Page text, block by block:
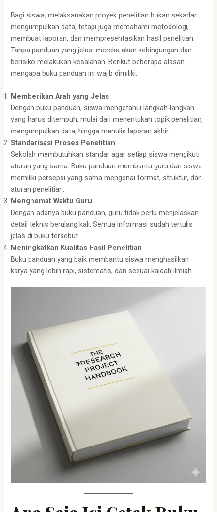
Bagi siswa, melaksanakan proyek penelitian bukan sekadar
mengumpulkan data, tetapi juga memahami metodologi,
membuat laporan, dan mempresentasikan hasil penelitian.
Tanpa panduan yang jelas, mereka akan kebingungan dan
berisiko melakukan kesalahan. Berikut beberapa alasan
mengapa buku panduan ini wajib dimiliki:
Memberikan Arah yang Jelas
Dengan buku panduan, siswa mengetahui langkah-langkah
yang harus ditempuh, mulai dari menentukan topik penelitian,
mengumpulkan data, hingga menulis laporan akhir.
Standarisasi Proses Penelitian
Sekolah membutuhkan standar agar setiap siswa mengikuti
aturan yang sama. Buku panduan membantu guru dan siswa
memiliki persepsi yang sama mengenai format, struktur, dan
aturan penelitian.
Menghemat Waktu Guru
Dengan adanya buku panduan, guru tidak perlu menjelaskan
detail teknis berulang kali. Semua informasi sudah tertulis
jelas di buku tersebut.
Meningkatkan Kualitas Hasil Penelitian
Buku panduan yang baik membantu siswa menghasilkan
karya yang lebih rapi, sistematis, dan sesuai kaidah ilmiah.